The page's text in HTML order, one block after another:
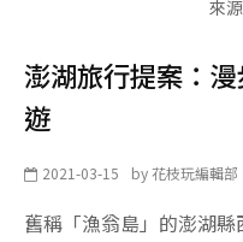
來
澎湖旅行提案：
遊
2021-03-15 by花枝玩編輯部
舊稱「漁翁島」的澎湖